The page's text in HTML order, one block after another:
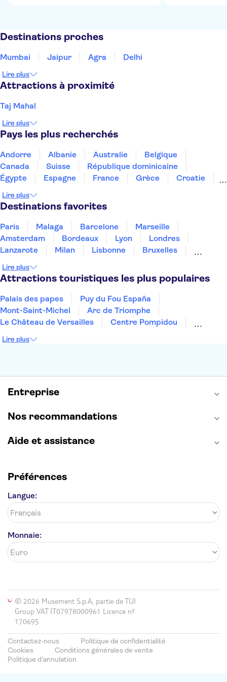
Destinations proches
Mumbai Jaipur Agra Delhi
Lire plus
Attractions à proximité
Taj Mahal
Lire plus
Pays les plus recherchés
Andorre Albanie Australie
Belgique
Canada
Suisse
République dominicaine
Égypte
Espagne France Grèce
Croatie
Thaïlande
Tunisie
Lire plus
Destinations favorites
Paris Malaga Barcelone
Marseille
Amsterdam
Bordeaux Lyon
Londres
Lanzarote
Milan Lisbonne
Bruxelles
Dubai
Minorque Copenhague Montpellier
Lire plus
Attractions touristiques les plus populaires
Palais des papes
Puy du Fou España
Mont-Saint-Michel
Arc de Triomphe
Le Château de Versailles
Centre Pompidou
La Chapelle Sixtine
Opéra Garnier
Lire plus
Entreprise
Nos recommandations
Aide et assistance
Préférences
Langue:
Monnaie:
© 2026 Musement S.p.A, partie de TUI
Group VAT IT07978000961 Licence nº
170695
Contactez-nous
Politique de confidentialité
Cookies
Conditions générales de vente
Politique d'annulation